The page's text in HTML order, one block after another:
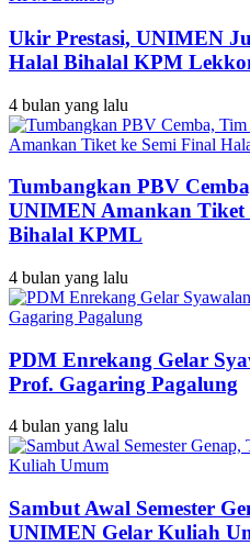
Ukir Prestasi, UNIMEN
Halal Bihalal KPM
4 bulan yang lalu
Tumbangkan PBV
UNIMEN Amankan Tiket
Bihalal KPML
4 bulan yang lalu
PDM Enrekang Gelar
Prof. Gagaring Pagalung
4 bulan yang lalu
Sambut Awal Semester
UNIMEN Gelar Kuliah